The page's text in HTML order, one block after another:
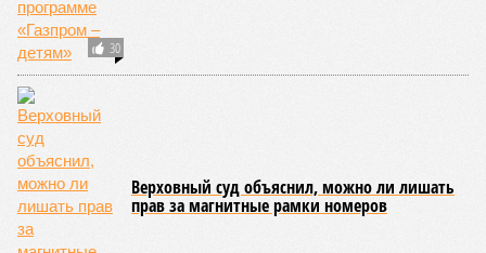
30
Верховный суд объяснил, можно ли лишать
прав за магнитные рамки номеров